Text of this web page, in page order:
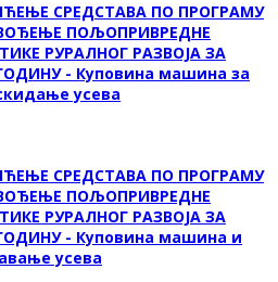
СРЕДСТАВА ПО ПРОГРАМУ
ПОЉОПРИВРЕДНЕ
РУРАЛНОГ РАЗВОЈА ЗА
- Куповинa машина за
усева
СРЕДСТАВА ПО ПРОГРАМУ
ПОЉОПРИВРЕДНЕ
РУРАЛНОГ РАЗВОЈА ЗА
- Куповина машина и
усева